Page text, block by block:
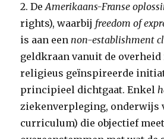
2. DeAmerikaans-Franse
rights), waarbij freedom of
is aan eennon-establishment
geldkraan vanuit de
religieus geïnspireerde
principieel dichtgaat. Enkel
ziekenverpleging, onderwijs
curriculum) die objectief